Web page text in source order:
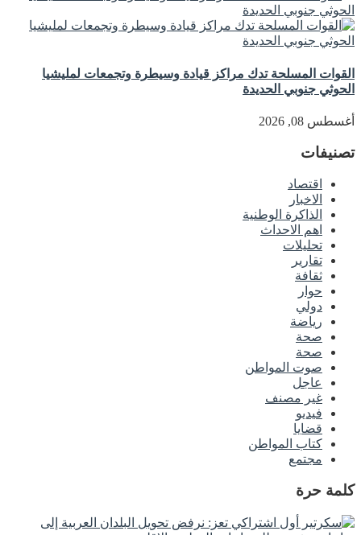
القوات المسلحة تدك مراكز قيادة وسيطرة وتجمعات لمليشيا
الحوثي جنوبي الحديدة
أغسطس 08, 2026
تصنيفات
اقتصاد
الاخبار
الذاكرة الوطنية
اهم الاحداث
تحليلات
تقارير
ثقافة
حوار
دولي
رياضة
صحة
صحة
صوت المواطن
عاجل
غير مصنف
فيديو
قضايا
كتاب المواطن
مجتمع
كلمة حرة